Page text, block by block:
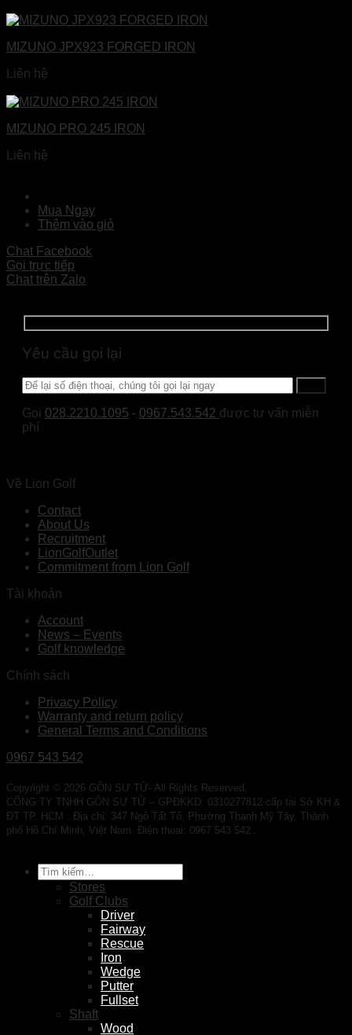
MIZUNO JPX923 FORGED IRON
Liên hệ
MIZUNO PRO 245 IRON
Liên hệ
Mua Ngay
Thêm vào giỏ
Chat Facebook
Gọi trực tiếp
Chat trên Zalo
Yêu cầu gọi lại
Gọi 028.2210.1095 - 0967.543.542 được tư vấn miễn
phí
Về Lion Golf
Contact
About Us
Recruitment
LionGolfOutlet
Commitment from Lion Golf
Tài khoản
Account
News – Events
Golf knowledge
Chính sách
Privacy Policy
Warranty and return policy
General Terms and Conditions
0967 543 542
Copyright © 2026 GÔN SƯ TỬ- All Rights Reserved.
CÔNG TY TNHH GÔN SƯ TỬ – GPĐKKD: 0310277812 cấp tại Sở KH &
ĐT TP. HCM . Địa chỉ: 347 Ngô Tất Tố, Phường Thạnh Mỹ Tây, Thành
phố Hồ Chí Minh, Việt Nam. Điện thoại: 0967 543 542 .
Tìm
kiếm: Stores
Golf Clubs
Driver
Fairway
Rescue
Iron
Wedge
Putter
Fullset
Shaft
Wood